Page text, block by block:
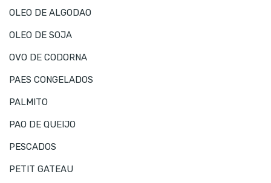
OLEO DE ALGODAO
OLEO DE SOJA
OVO DE CODORNA
PAES CONGELADOS
PALMITO
PAO DE QUEIJO
PESCADOS
PETIT GATEAU